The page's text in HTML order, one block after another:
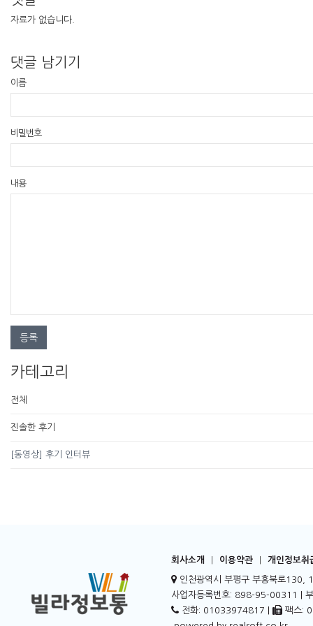
자료가 없습니다.
댓글 남기기
이름
비밀번호
내용
등록
카테고리
전체
진솔한 후기
[동영상] 후기 인터뷰
회사소개 이용약관 개인정보취
인천광역시 부평구 부흥북로130,
사업자등록번호: 898-95-00311 |
전화: 01033974817 |
팩스: